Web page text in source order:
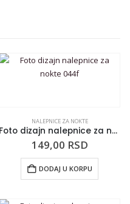
NALEPNICE ZA NOKTE
Foto dizajn nalepnice za nokte 044f
149,00 RSD
DODAJ U KORPU